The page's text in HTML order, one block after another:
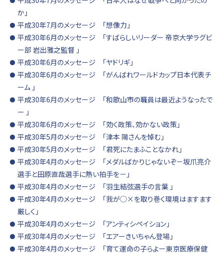
か」
平成30年7月のメッセージ 「想像力」
平成30年6月のメッセージ 「すばらしいリーダー 帝京大学ラグビ
ー部 岩出雅之監督 」
平成30年6月のメッセージ 「ヤドリギ」
平成30年6月のメッセージ 「がんばれワールドカップ日本代表チ
ーム 」
平成30年6月のメッセージ 「和歌山市の職員は最近ようなったで
ー 」
平成30年6月のメッセージ 「効く政策、効かない政策」
平成30年5月のメッセージ 「津本 陽さんを悼む」
平成30年5月のメッセージ 「君死にたまふことなかれ」
平成30年4月のメッセージ 「メダルばかりじゃないぞ－坂爪亮介
選手と田原直哉選手に熱い拍手を－」
平成30年4月のメッセージ 「羽生結弦選手の言葉 」
平成30年4月のメッセージ 「我が◯×を取り巻く環境はますます
厳しく」
平成30年4月のメッセージ 「アンティシペイション」
平成30年4月のメッセージ 「エアーきいちゃん登場」
平成30年4月のメッセージ 「育て運命の子らよー東京医療保健